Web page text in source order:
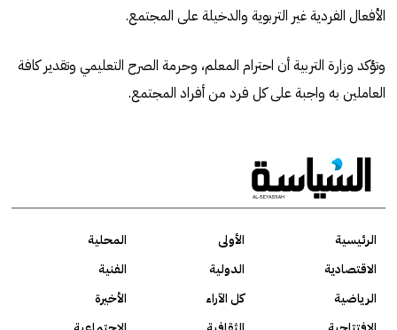
الأفعال الفردية غير التربوية والدخيلة على المجتمع.
وتؤكد وزارة التربية أن احترام المعلم، وحرمة الصرح التعليمي وتقدير كافة
العاملين به واجبة على كل فرد من أفراد المجتمع.
الرئيسية الأولى
المحلية
الاقتصادية
الدولية
الفنية
الرياضية
كل الآراء
الأخيرة